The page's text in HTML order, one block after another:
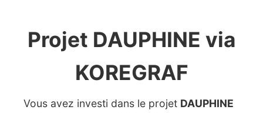
Projet DAUPHINE via
KOREGRAF
Vous avez investi dans le projet DAUPHINE